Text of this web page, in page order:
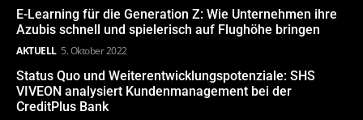
E-Learning für die Generation Z: Wie Unternehmen ihre
Azubis schnell und spielerisch auf Flughöhe bringen
AKTUELL 5. Oktober 2022
Status Quo und Weiterentwicklungspotenziale: SHS
VIVEON analysiert Kundenmanagement bei der
CreditPlus Bank